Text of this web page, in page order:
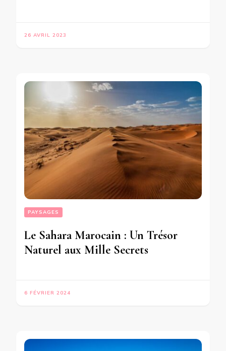
26 AVRIL 2023
PAYSAGES
Le Sahara Marocain : Un Trésor
Naturel aux Mille Secrets
6 FÉVRIER 2024